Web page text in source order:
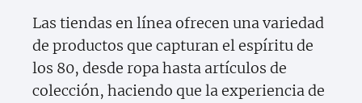
Las tiendas en línea ofrecen una variedad
de productos que capturan el espíritu de
los 80, desde ropa hasta artículos de
colección, haciendo que la experiencia de